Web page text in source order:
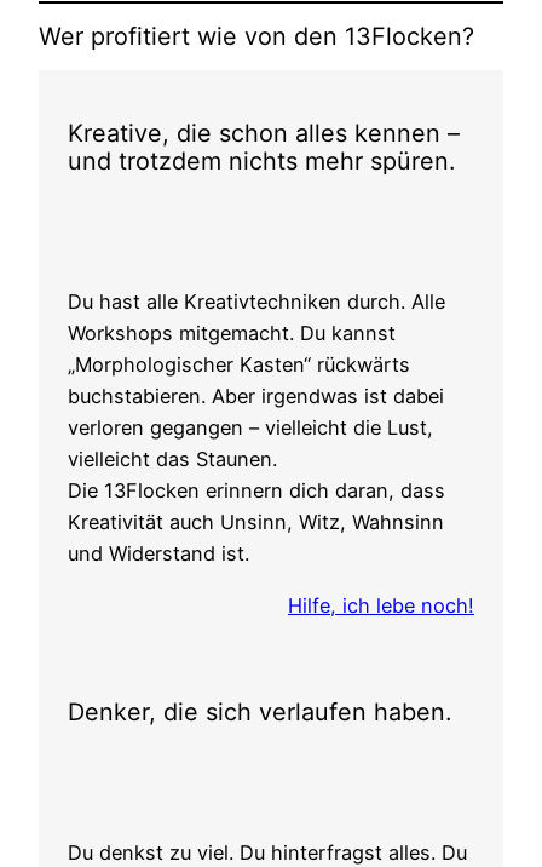
Wer profitiert wie von den 13Flocken?
Kreative, die schon alles kennen –
und trotzdem nichts mehr spüren.
Du hast alle Kreativtechniken durch. Alle
Workshops mitgemacht. Du kannst
„Morphologischer Kasten“ rückwärts
buchstabieren. Aber irgendwas ist dabei
verloren gegangen – vielleicht die Lust,
vielleicht das Staunen.
Die 13Flocken erinnern dich daran, dass
Kreativität auch Unsinn, Witz, Wahnsinn
und Widerstand ist.
Hilfe, ich lebe noch!
Denker, die sich verlaufen haben.
Du denkst zu viel. Du hinterfragst alles. Du